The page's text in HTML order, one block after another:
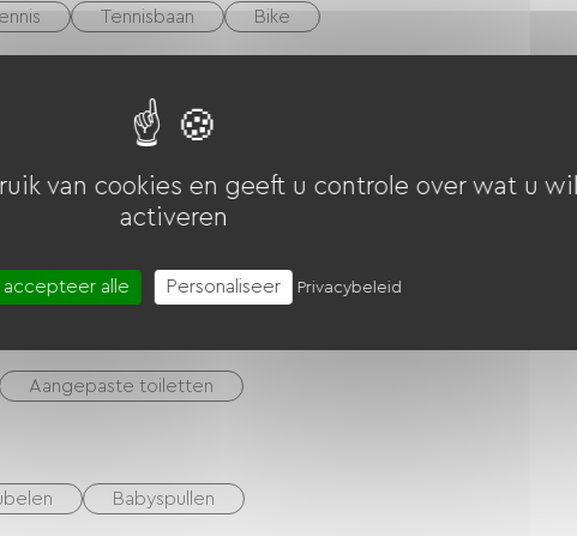
Tennisbaan
Bike
Aangepaste toiletten
Babyspullen
van cookies en geeft u controle over wat u
activeren
accepteer alle Personaliseer Privacybeleid